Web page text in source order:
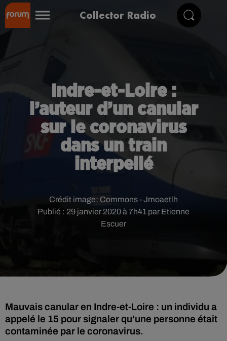
Collector Radio
Indre-et-Loire :
l’auteur d’un canular
sur le coronavirus
dans un train
interpellé
Publié : 29 janvier 2020 à 7h41 par Etienne
Escuer
Crédit image: Commons - Jmoaetlh
Mauvais canular en Indre-et-Loire : un individu a
appelé le 15 pour signaler qu'une personne était
contaminée par le coronavirus.